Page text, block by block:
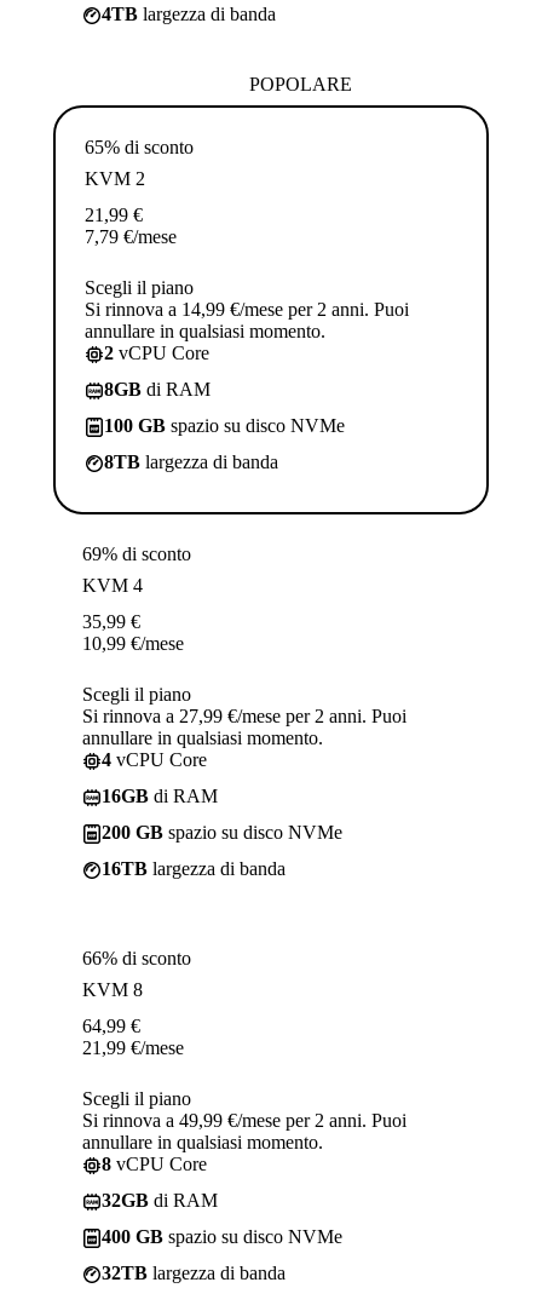
4TB largezza di banda
POPOLARE
65% di sconto
KVM 2
21,99 €
7,79 €/mese
Scegli il piano
Si rinnova a 14,99 €/mese per 2 anni. Puoi
annullare in qualsiasi momento.
2 vCPU Core
8GB di RAM
100 GB spazio su disco NVMe
8TB largezza di banda
69% di sconto
KVM 4
35,99 €
10,99 €/mese
Scegli il piano
Si rinnova a 27,99 €/mese per 2 anni. Puoi
annullare in qualsiasi momento.
4 vCPU Core
16GB di RAM
200 GB spazio su disco NVMe
16TB largezza di banda
66% di sconto
KVM 8
64,99 €
21,99 €/mese
Scegli il piano
Si rinnova a 49,99 €/mese per 2 anni. Puoi
annullare in qualsiasi momento.
8 vCPU Core
32GB di RAM
400 GB spazio su disco NVMe
32TB largezza di banda